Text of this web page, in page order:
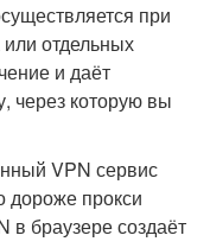
при
отдельных
и даёт
через которую вы
VPN сервис
дороже прокси
в браузере создаёт